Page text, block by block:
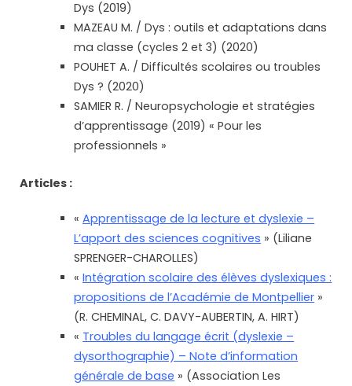
Dys (2019)
MAZEAU M. / Dys : outils et adaptations dans
ma classe (cycles 2 et 3) (2020)
POUHET A. / Difficultés scolaires ou troubles
Dys ? (2020)
SAMIER R. / Neuropsychologie et stratégies
d’apprentissage (2019) « Pour les
professionnels »
Articles :
«Apprentissage de la lecture et dyslexie –
L’apport des sciences cognitives » (Liliane
SPRENGER-CHAROLLES)
«Intégration scolaire des élèves dyslexiques :
propositions de l’Académie de Montpellier »
(R. CHEMINAL, C. DAVY-AUBERTIN, A. HIRT)
« Troubles du langage écrit (dyslexie –
dysorthographie) – Note d’information
générale de base » (Association Les